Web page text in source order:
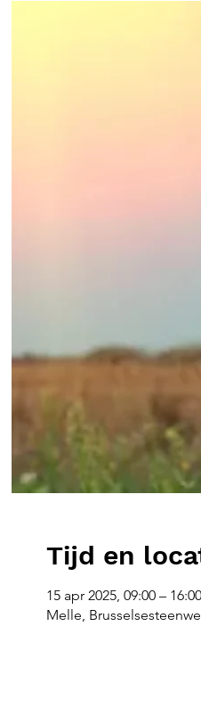
Tijd en
15 apr 2025, 09:00 – 16:00
Melle,